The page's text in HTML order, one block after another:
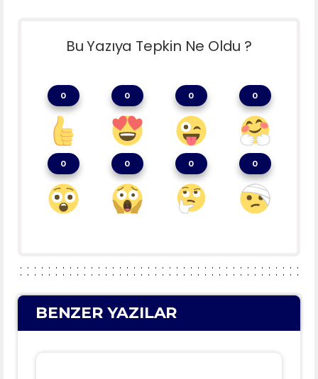
Bu Yazıya Tepkin Ne Oldu ?
0 0 0 0
0 0 0 0
BENZER YAZILAR